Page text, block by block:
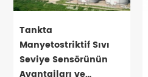
Tankta
Manyetostriktif Sıvı
Seviye Sensörünün